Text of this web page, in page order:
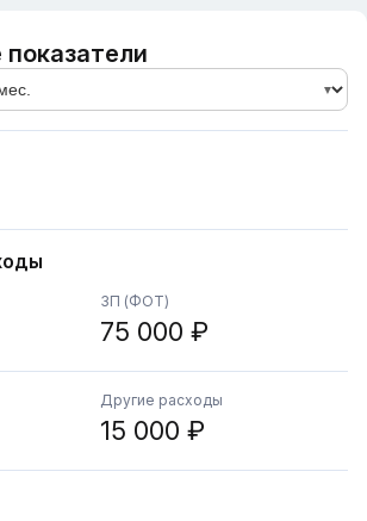
ЗП (ФОТ)
75 000 ₽
Другие расходы
15 000 ₽